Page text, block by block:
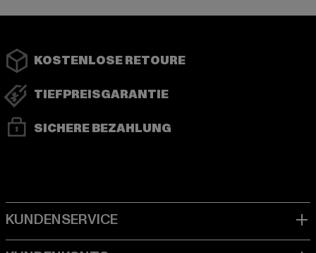
KOSTENLOSE RETOURE
TIEFPREISGARANTIE
SICHERE BEZAHLUNG